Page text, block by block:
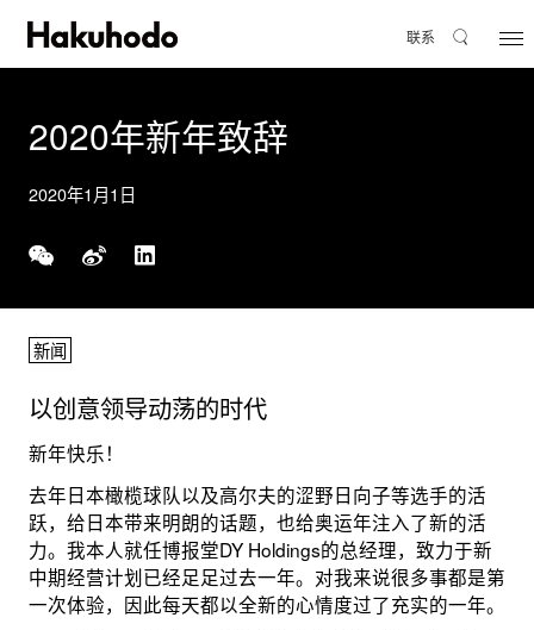
联系
2020年新年致辞
2020年1月1日
新闻
以创意领导动荡的时代
新年快乐！
去年日本橄榄球队以及高尔夫的涩野日向子等选手的活
跃，给日本带来明朗的话题，也给奥运年注入了新的活
力。我本人就任博报堂DY Holdings的总经理，致力于新
中期经营计划已经足足过去一年。对我来说很多事都是第
一次体验，因此每天都以全新的心情度过了充实的一年。